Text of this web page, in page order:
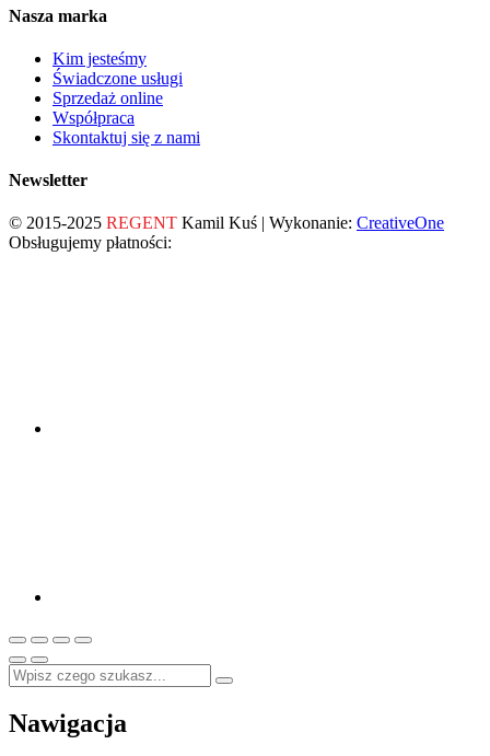
Nasza marka
Kim jesteśmy
Świadczone usługi
Sprzedaż online
Współpraca
Skontaktuj się z nami
Newsletter
© 2015-2025 REGENT Kamil Kuś | Wykonanie: CreativeOne
Obsługujemy płatności:
Nawigacja